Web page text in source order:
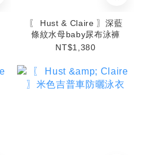
〖 Hust & Claire 〗深藍
條紋水母baby尿布泳褲
NT$1,380